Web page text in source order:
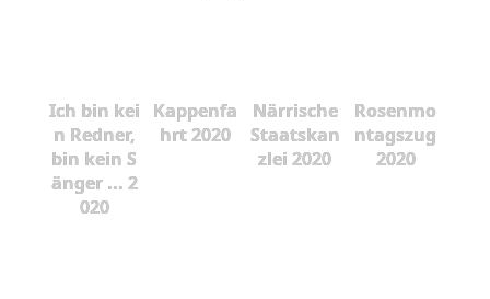
Ich bin kei
n Redner,
bin kein S
änger ... 2
020
Kappenfa
hrt 2020
Närrische
Staatskan
zlei 2020
Rosenmo
ntagszug
2020